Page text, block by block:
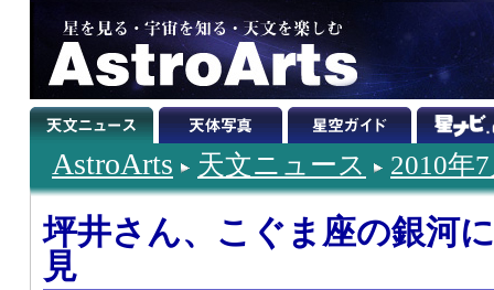
AstroArts 天文ニュース 2010年
坪井さん、こぐま座の銀河
見